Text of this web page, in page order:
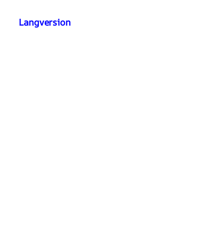
Langversion